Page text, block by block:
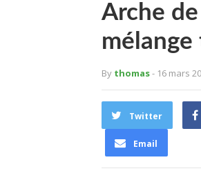
Arche
By thomas- 16 mars
Twitter
Email